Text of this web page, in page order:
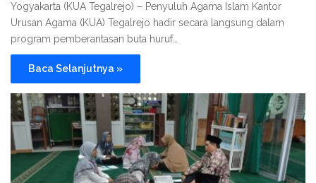
Yogyakarta (KUA Tegalrejo) – Penyuluh Agama Islam Kantor
Urusan Agama (KUA) Tegalrejo hadir secara langsung dalam
program pemberantasan buta huruf…
Baca Selanjutnya »